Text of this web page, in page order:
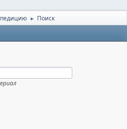
► Поиск